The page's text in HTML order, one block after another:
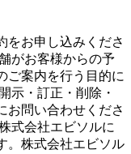
をお申し込みくださ
がお客様からの予
ご案内を行う目的に
示・訂正・削除・
お問い合わせくださ
式会社エビソルに
。株式会社エビソル